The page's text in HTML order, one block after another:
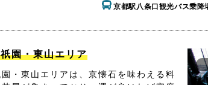
京都駅八条口観光バス乗降
園・東山エリア
・東山エリアは、京懐石を味わえる料